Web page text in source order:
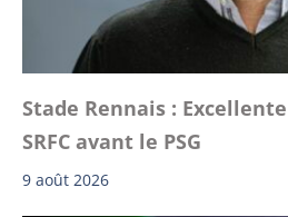
Stade Rennais :
SRFC avant le PSG
9 août 2026